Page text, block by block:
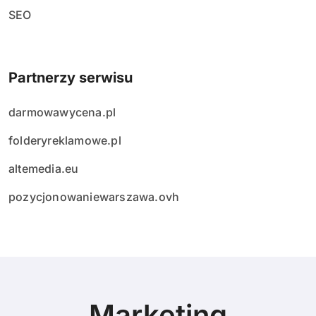
SEO
Partnerzy serwisu
darmowawycena.pl
folderyreklamowe.pl
altemedia.eu
pozycjonowaniewarszawa.ovh